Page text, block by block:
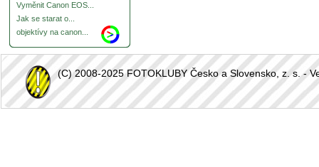
Vyměnit Canon EOS...
Jak se starat o...
objektívy na canon...
(C) 2008-2025 FOTOKLUBY Česko a Slovensko, z. s. -